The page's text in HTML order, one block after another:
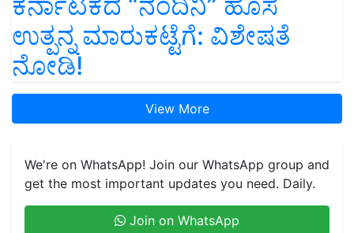
ಉತ್ಪನ್ನ ಮಾರುಕಟ್ಟೆಗೆ: ವಿಶೇಷತೆ
ನೋಡಿ!
View More
We're on WhatsApp! Join our WhatsApp group and
get the most important updates you need. Daily.
Join on WhatsApp